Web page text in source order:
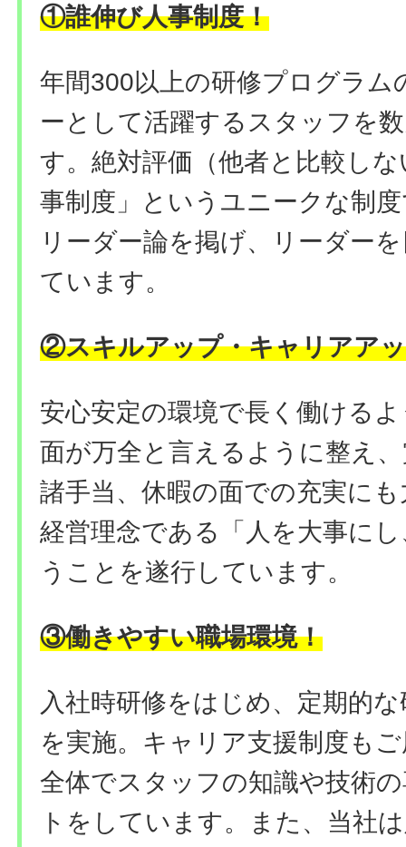
①誰伸び人事制度！
年間300以上の研修プログラム
ーとして活躍するスタッフを
す。絶対評価（他者と比較し
事制度」というユニークな制
リーダー論を掲げ、リーダー
ています。
②スキルアップ・キャリアア
安心安定の環境で長く働ける
面が万全と言えるように整え
諸手当、休暇の面での充実に
経営理念である「人を大事に
うことを遂行しています。
③働きやすい職場環境！
入社時研修をはじめ、定期的
を実施。キャリア支援制度も
全体でスタッフの知識や技術
トをしています。また、当社